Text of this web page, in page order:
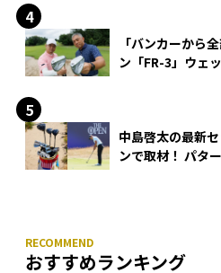
「バンカーから
ン「FR-3」ウェ
中島啓太の最新
ンで取材！ パタ
おすすめランキング